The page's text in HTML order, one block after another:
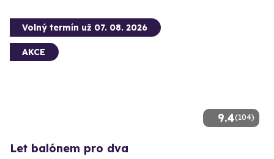
9.4(104)
Volný termín už 07. 08. 2026
AKCE
Let balónem pro dva